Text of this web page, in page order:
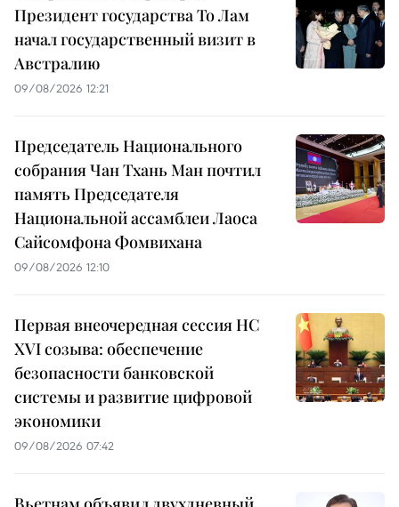
Президент государства То Лам
начал государственный визит в
Австралию
09/08/2026 12:21
Председатель Национального
собрания Чан Тхань Ман почтил
память Председателя
Национальной ассамблеи Лаоса
Сайсомфона Фомвихана
09/08/2026 12:10
Первая внеочередная сессия НС
XVI созыва: обеспечение
безопасности банковской
системы и развитие цифровой
экономики
09/08/2026 07:42